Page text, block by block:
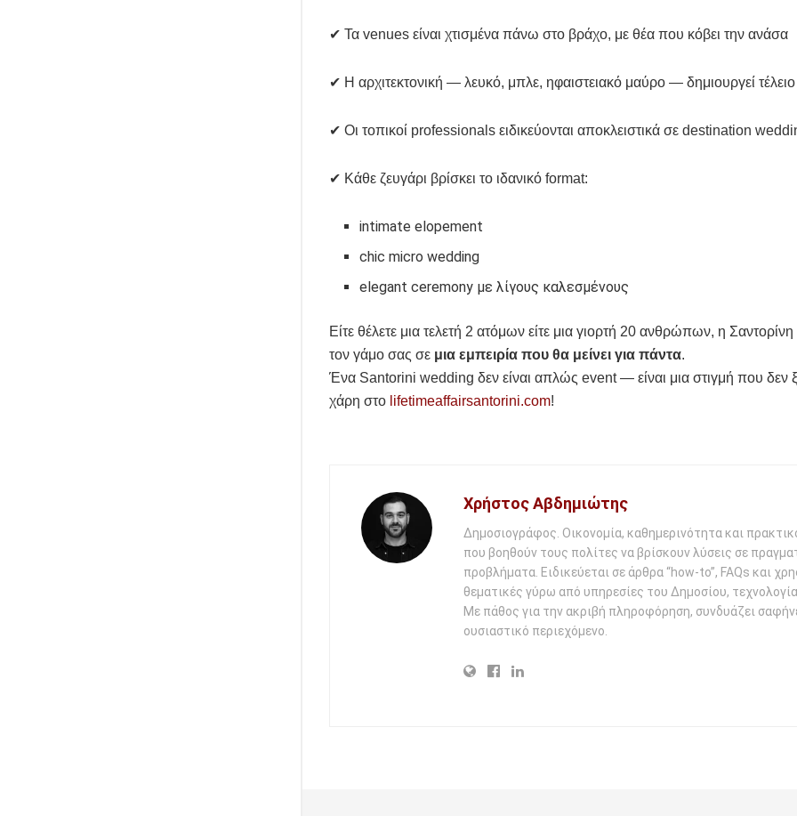
✔ Τα venues είναι χτισμένα πάνω στο βράχο, με θέα που κόβει την ανάσα
✔ Η αρχιτεκτονική — λευκό, μπλε, ηφαιστειακό μαύρο — δημιουργεί
✔ Οι τοπικοί professionals ειδικεύονται αποκλειστικά σε destination
✔ Κάθε ζευγάρι βρίσκει το ιδανικό format:
intimate elopement
chic micro wedding
elegant ceremony με λίγους καλεσμένους
Είτε θέλετε μια τελετή 2 ατόμων είτε μια γιορτή 20 ανθρώπων, η Σαντορίνη
τον γάμο σας σε μια εμπειρία που θα μείνει για πάντα.
Ένα Santorini wedding δεν είναι απλώς event — είναι μια στιγμή που δεν
χάρη στο lifetimeaffairsantorini.com!
Χρήστος Αβδημιώτης
Δημοσιογράφος. Οικονομία, καθημερινότητα και
που βοηθούν τους πολίτες να βρίσκουν λύσεις σε
προβλήματα. Ειδικεύεται σε άρθρα “how-to”, FAQs και
θεματικές γύρω από υπηρεσίες του Δημοσίου, τεχνολογία
Με πάθος για την ακριβή πληροφόρηση, συνδυάζει
ουσιαστικό περιεχόμενο.